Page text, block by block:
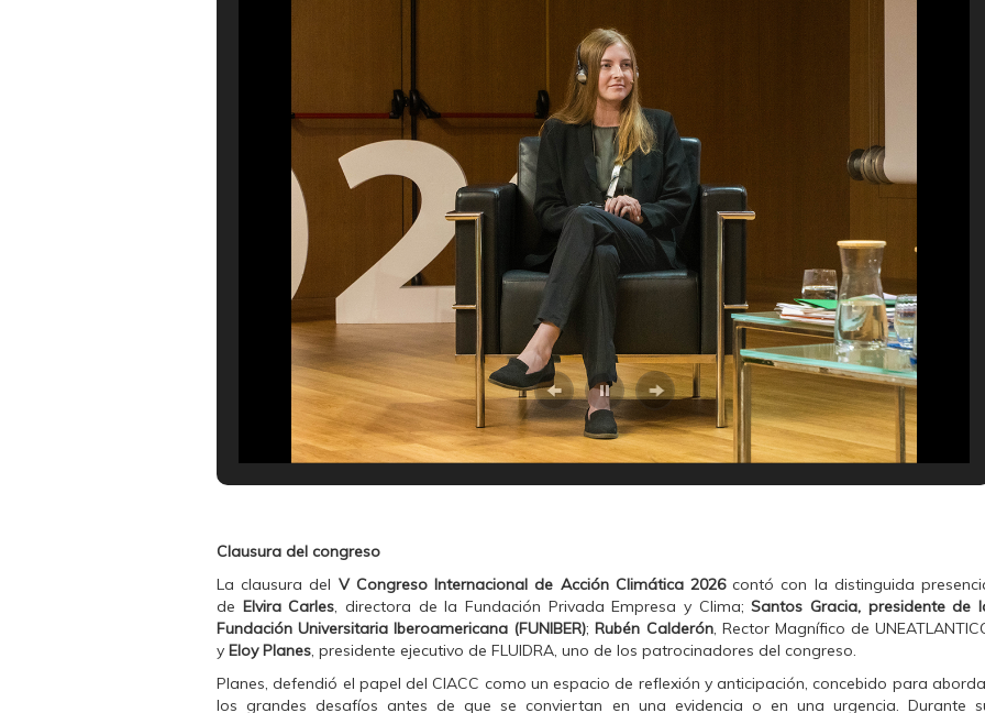
Clausura del congreso
La clausura del V Congreso Internacional de Acción Climática 2026contó con la distinguida
de Elvira Carles, directora de la Fundación Privada Empresa y Clima;Santos Gracia, presidente de
Fundación Universitaria Iberoamericana (FUNIBER);Rubén Calderón, Rector Magnífico de
y Eloy Planes, presidente ejecutivo de FLUIDRA, uno de los patrocinadores del congreso.
Planes, defendió el papel del CIACC como un espacio de reflexión y anticipación, concebido para
los grandes desafíos antes de que se conviertan en una evidencia o en una urgencia. Durante